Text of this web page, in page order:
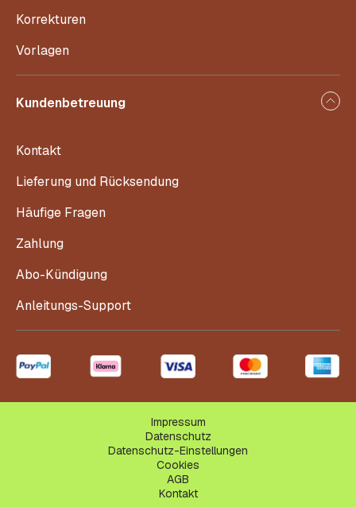
Korrekturen
Vorlagen
Kundenbetreuung
Kontakt
Lieferung und Rücksendung
Häufige Fragen
Zahlung
Abo-Kündigung
Anleitungs-Support
Impressum
Datenschutz
Datenschutz-Einstellungen
Cookies
AGB
Kontakt